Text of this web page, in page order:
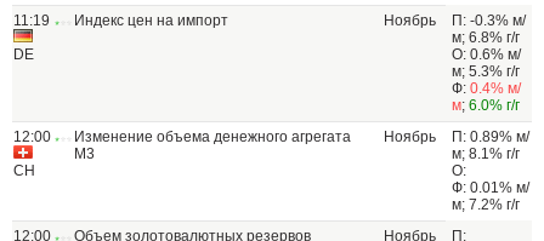
11:19
DE
Индекс цен на импорт Ноябрь
П: -0.3% м/
м; 6.8% г/г
О: 0.6% м/
м; 5.3% г/г
Ф: 0.4% м/
м; 6.0% г/г
12:00
CH
Изменение объема денежного агрегата
M3
Ноябрь
П: 0.89% м/
м; 8.1% г/г
О:
Ф: 0.01% м/
м; 7.2% г/г
12:00
Объем золотовалютных резервов Ноябрь
П: